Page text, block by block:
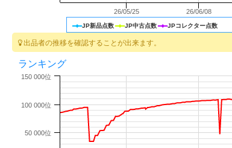
JP新品点数 JP中古点数 JPコレクター点数
26/05/25 26/06/08
出品者の推移を確認することが出来ます。
ランキング
50 000位
100 000位
150 000位